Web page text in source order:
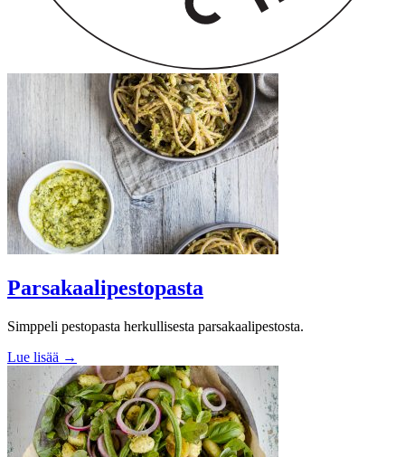
Parsakaalipestopasta
Simppeli pestopasta herkullisesta parsakaalipestosta.
Lue lisää →